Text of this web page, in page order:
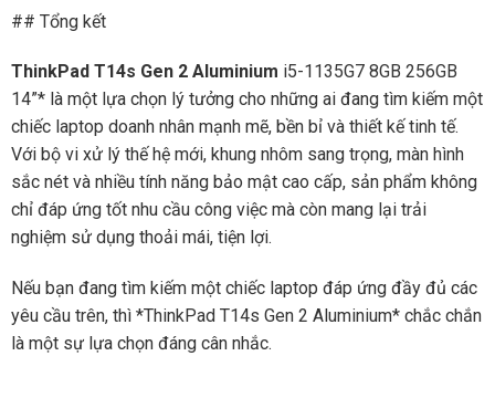
## Tổng kết
ThinkPad T14s Gen 2 Aluminium i5-1135G7 8GB 256GB
14”* là một lựa chọn lý tưởng cho những ai đang tìm kiếm một
chiếc laptop doanh nhân mạnh mẽ, bền bỉ và thiết kế tinh tế.
Với bộ vi xử lý thế hệ mới, khung nhôm sang trọng, màn hình
sắc nét và nhiều tính năng bảo mật cao cấp, sản phẩm không
chỉ đáp ứng tốt nhu cầu công việc mà còn mang lại trải
nghiệm sử dụng thoải mái, tiện lợi.
Nếu bạn đang tìm kiếm một chiếc laptop đáp ứng đầy đủ các
yêu cầu trên, thì *ThinkPad T14s Gen 2 Aluminium* chắc chắn
là một sự lựa chọn đáng cân nhắc.